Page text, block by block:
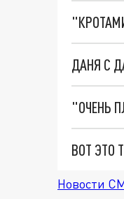
ДАНЯ С
ВОТ ЭТО
Новости